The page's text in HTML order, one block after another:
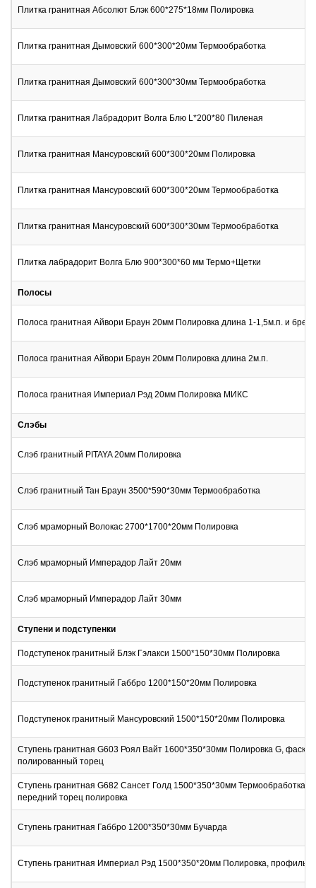
Плитка гранитная Абсолют Блэк 600*275*18мм Полировка
Плитка гранитная Дымовский 600*300*20мм Термообработка
Плитка гранитная Дымовский 600*300*30мм Термообработка
Плитка гранитная Лабрадорит Волга Блю L*200*80 Пиленая
Плитка гранитная Мансуровский 600*300*20мм Полировка
Плитка гранитная Мансуровский 600*300*20мм Термообработка
Плитка гранитная Мансуровский 600*300*30мм Термообработка
Плитка лабрадорит Волга Блю 900*300*60 мм Термо+Щетки
Полосы
Полоса гранитная Айвори Браун 20мм Полировка длина 1-1,5м.п. и
Полоса гранитная Айвори Браун 20мм Полировка длина 2м.п.
Полоса гранитная Империал Рэд 20мм Полировка МИКС
Слэбы
Слэб гранитный PITAYA 20мм Полировка
Слэб гранитный Тан Браун 3500*590*30мм Термообработка
Слэб мраморный Волокас 2700*1700*20мм Полировка
Слэб мраморный Имперадор Лайт 20мм
Слэб мраморный Имперадор Лайт 30мм
Ступени и подступенки
Подступенок гранитный Блэк Гэлакси 1500*150*30мм Полировка
Подступенок гранитный Габбро 1200*150*20мм Полировка
Подступенок гранитный Мансуровский 1500*150*20мм Полировка
Ступень гранитная G603 Роял Вайт 1600*350*30мм Полировка G, фаска,
полированный торец
Ступень гранитная G682 Сансет Голд 1500*350*30мм Термообработка,
передний торец полировка
Ступень гранитная Габбро 1200*350*30мм Бучарда
Ступень гранитная Империал Рэд 1500*350*20мм Полировка, профиль 1/